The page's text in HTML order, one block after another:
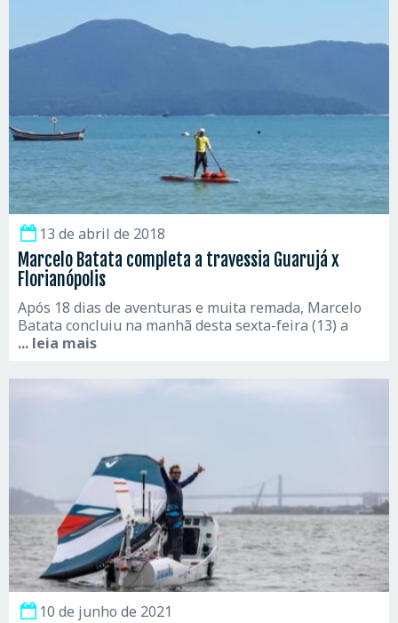
13 de abril de 2018
Marcelo Batata completa a travessia Guarujá x
Florianópolis
Após 18 dias de aventuras e muita remada, Marcelo
Batata concluiu na manhã desta sexta-feira (13) a
... leia mais
10 de junho de 2021